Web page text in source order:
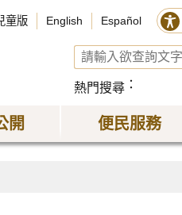
童版 English Español
熱門搜尋
開 便民服務